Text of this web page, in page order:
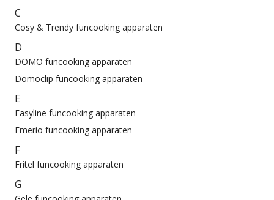
C
Cosy & Trendy funcooking apparaten
D
DOMO funcooking apparaten
Domoclip funcooking apparaten
E
Easyline funcooking apparaten
Emerio funcooking apparaten
F
Fritel funcooking apparaten
G